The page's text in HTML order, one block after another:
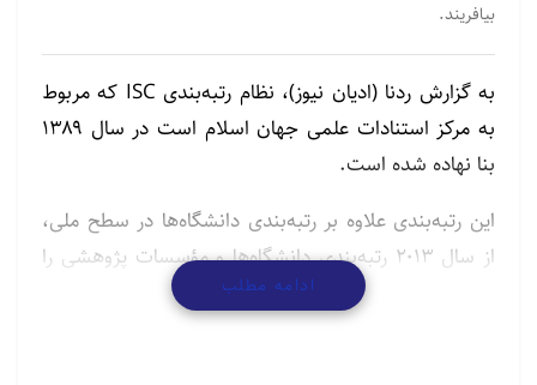
بیافریند.
به گزارش ردنا (ادیان نیوز)، نظام رتبه‌بندی ISC که مربوط
به مرکز استنادات علمی جهان اسلام است در سال ۱۳۸۹
بنا نهاده شده است.
این رتبه‌بندی علاوه بر رتبه‌بندی دانشگاه‌ها در سطح ملی،
از سال ۲۰۱۳ رتبه‌بندی دانشگاه‌ها و مؤسسات پژوهشی را
سال ۲۰۱۸ برای نخستین‌بار، رتبه‌بندی را در سطح جهانی
ادامه مطلب